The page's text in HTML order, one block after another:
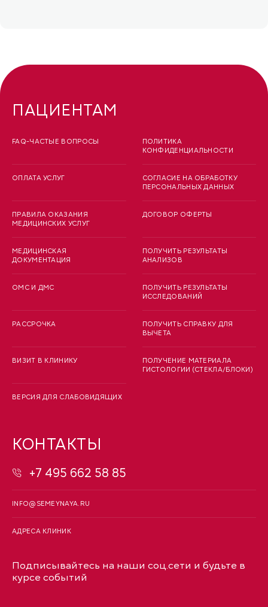
ПАЦИЕНТАМ
FAQ-ЧАСТЫЕ ВОПРОСЫ
ОПЛАТА УСЛУГ
ПРАВИЛА ОКАЗАНИЯ
МЕДИЦИНСКИХ УСЛУГ
МЕДИЦИНСКАЯ
ДОКУМЕНТАЦИЯ
ОМС И ДМС
РАССРОЧКА
ВИЗИТ В КЛИНИКУ
ВЕРСИЯ ДЛЯ СЛАБОВИДЯЩИХ
ПОЛИТИКА
КОНФИДЕНЦИАЛЬНОСТИ
СОГЛАСИЕ НА ОБРАБОТКУ
ПЕРСОНАЛЬНЫХ ДАННЫХ
ДОГОВОР ОФЕРТЫ
ПОЛУЧИТЬ РЕЗУЛЬТАТЫ
АНАЛИЗОВ
ПОЛУЧИТЬ РЕЗУЛЬТАТЫ
ИССЛЕДОВАНИЙ
ПОЛУЧИТЬ СПРАВКУ ДЛЯ
ВЫЧЕТА
ПОЛУЧЕНИЕ МАТЕРИАЛА
ГИСТОЛОГИИ (СТЕКЛА/БЛОКИ)
КОНТАКТЫ
+7 495 662 58 85
INFO@SEMEYNAYA.RU
АДРЕСА КЛИНИК
Подписывайтесь на наши соц.сети и будьте в
курсе событий